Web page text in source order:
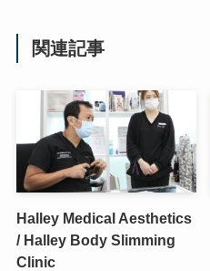
関連記事
Halley Medical Aesthetics
/ Halley Body Slimming
Clinic